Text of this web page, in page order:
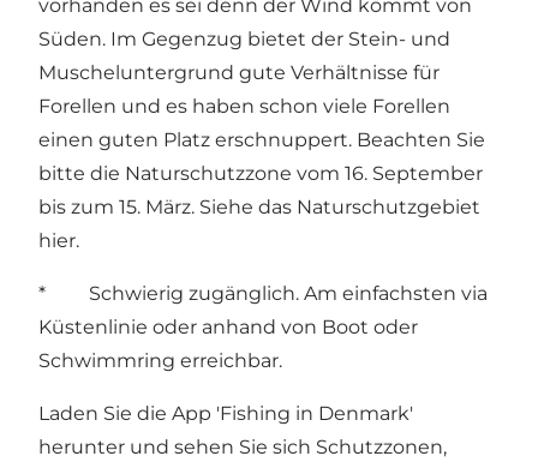
vorhanden es sei denn der Wind kommt von
Süden. Im Gegenzug bietet der Stein- und
Muscheluntergrund gute Verhältnisse für
Forellen und es haben schon viele Forellen
einen guten Platz erschnuppert. Beachten Sie
bitte die Naturschutzzone vom 16. September
bis zum 15. März. Siehe das Naturschutzgebiet
hier.
* Schwierig zugänglich. Am einfachsten via
Küstenlinie oder anhand von Boot oder
Schwimmring erreichbar.
Laden Sie die App 'Fishing in Denmark'
herunter und sehen Sie sich Schutzzonen,